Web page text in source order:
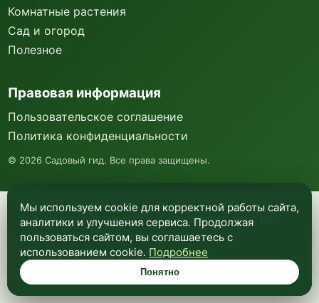
Мы используем куки и Яндекс Метрику для
анализа посещаемости и улучшения работы
сайта. Подробнее —в политике
конфиденциальности.
Понятно
Комнатные растения
Сад и огород
Полезное
Правовая информация
Пользовательское соглашение
Политика конфиденциальности
© 2026 Садовый гид. Все права защищены.
Мы используем cookie для корректной работы сайта,
аналитики и улучшения сервиса. Продолжая
пользоваться сайтом, вы соглашаетесь с
использованием cookie. Подробнее
Понятно